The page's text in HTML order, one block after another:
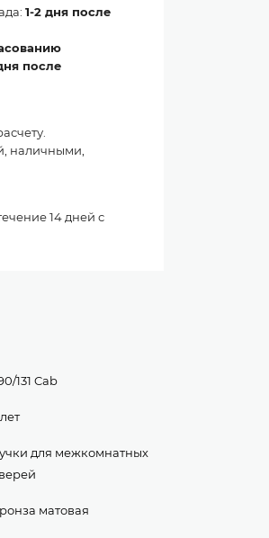
1-2 дня после
после
наличными,
14 дней с
131 Cab
для межкомнатных
матовая